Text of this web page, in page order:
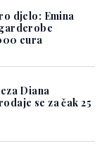
djelo: Emina
eura
Diana
se za čak 25